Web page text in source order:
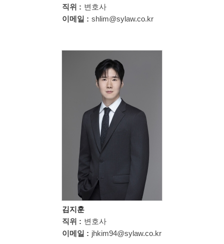
직위 : 변호사
이메일 : shlim@sylaw.co.kr
김지훈
직위 : 변호사
이메일 : jhkim94@sylaw.co.kr